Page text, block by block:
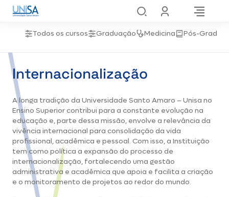
Todos os cursos Graduação Medicina Pós-
Internacionalização
A longa tradição da Universidade Santo Amaro – Unisa no
Ensino Superior contribui para a constante evolução na
educação e, parte dessa missão, envolve a relevância da
vivência internacional para consolidação da vida
profissional, acadêmica e pessoal. Com isso, a Instituição
tem como política a expansão do processo de
internacionalização, fortalecendo uma gestão
administrativa e acadêmica que apoia e facilita a criação
e o monitoramento de projetos ao redor do mundo.